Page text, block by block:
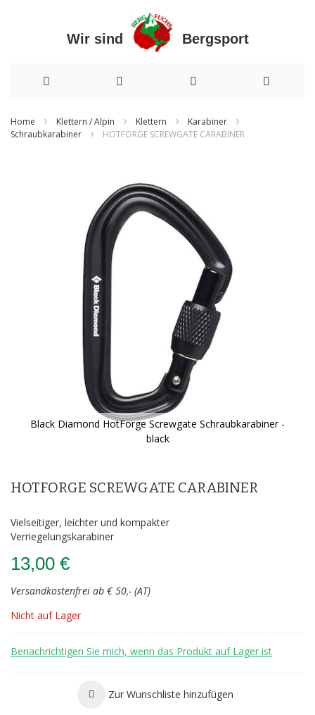
Wir sind Bergsport
zum
Home Klettern / Alpin Klettern
Karabiner
Schraubkarabiner
HOTFORGE SCREWGATE CARABINER
Black Diamond HotForge Screwgate Schraubkarabiner -
black
der
HOTFORGE SCREWGATE CARABINER
Vielseitiger, leichter und kompakter
Verriegelungskarabiner
13,00 €
Versandkostenfrei ab € 50,- (AT)
Nicht auf Lager
Benachrichtigen Sie mich, wenn das Produkt auf Lager ist
Zur Wunschliste hinzufügen